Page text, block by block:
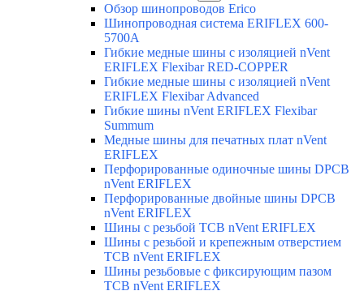
Обзор шинопроводов Erico
Шинопроводная система ERIFLEX 600-
5700A
Гибкие медные шины с изоляцией nVent
ERIFLEX Flexibar RED-COPPER
Гибкие медные шины с изоляцией nVent
ERIFLEX Flexibar Advanced
Гибкие шины nVent ERIFLEX Flexibar
Summum
Медные шины для печатных плат nVent
ERIFLEX
Перфорированные одиночные шины DPCB
nVent ERIFLEX
Перфорированные двойные шины DPCB
nVent ERIFLEX
Шины с резьбой TCB nVent ERIFLEX
Шины с резьбой и крепежным отверстием
TCB nVent ERIFLEX
Шины резьбовые с фиксирующим пазом
TCB nVent ERIFLEX